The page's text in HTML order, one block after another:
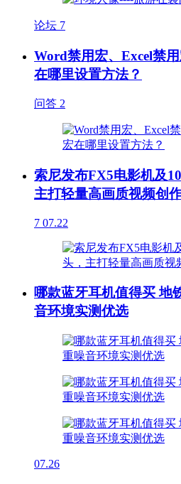
论坛 7
Word禁用宏、Excel禁
在哪里设置方法？
问答 2
索尼发布FX5电影机及
主打轻量高画质视频创
7 07.22
哪款蓝牙耳机值得买 地
音环境实测优选
07.26